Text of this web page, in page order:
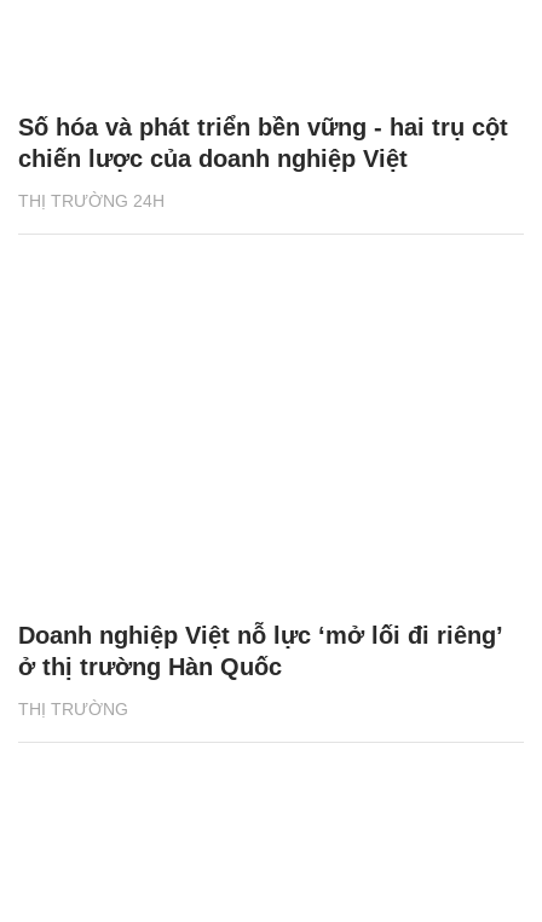
THỊ TRƯỜNG 24H
Số hóa và phát triển bền vững - hai trụ cột
chiến lược của doanh nghiệp Việt
THỊ TRƯỜNG
Doanh nghiệp Việt nỗ lực ‘mở lối đi riêng’
ở thị trường Hàn Quốc